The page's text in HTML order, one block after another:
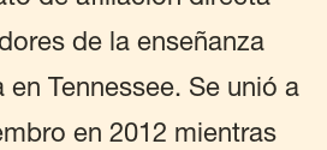
de la enseñanza
Tennessee. Se unió a
en 2012 mientras